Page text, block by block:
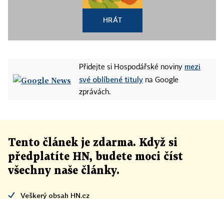
HRÁT
Přidejte si Hospodářské noviny mezi
své oblíbené tituly na Google
zprávách.
Tento článek je zdarma. Když si
předplatíte HN, budete moci číst
všechny naše články.
Veškerý obsah HN.cz